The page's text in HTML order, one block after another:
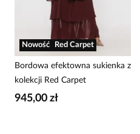
Nowość Red Carpet
Bordowa efektowna sukienka z
kolekcji Red Carpet
945,00 zł